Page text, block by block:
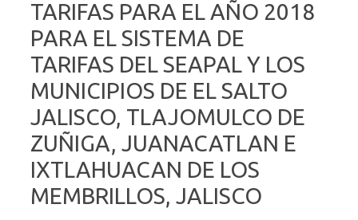
TARIFAS PARA EL AÑO 2018
PARA EL SISTEMA DE
TARIFAS DEL SEAPAL Y LOS
MUNICIPIOS DE EL SALTO
JALISCO, TLAJOMULCO DE
ZUÑIGA, JUANACATLAN E
IXTLAHUACAN DE LOS
MEMBRILLOS, JALISCO